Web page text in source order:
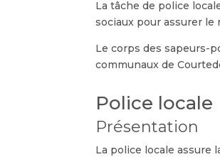
La tâche de police
sociaux pour assurer le
Le corps des sapeurs-
communaux de
Police locale
Présentation
La police locale assure